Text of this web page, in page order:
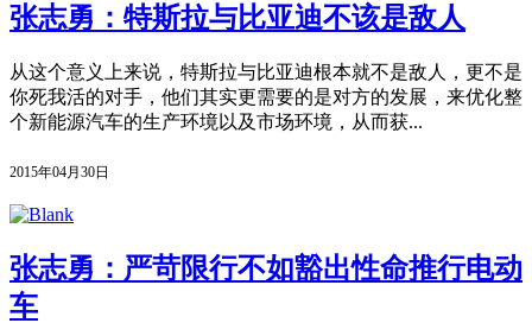
张志勇：特斯拉与比亚迪不该是敌人
从这个意义上来说，特斯拉与比亚迪根本就不是敌人，更不是
你死我活的对手，他们其实更需要的是对方的发展，来优化整
个新能源汽车的生产环境以及市场环境，从而获...
2015年04月30日
张志勇：严苛限行不如豁出性命推行电动
车